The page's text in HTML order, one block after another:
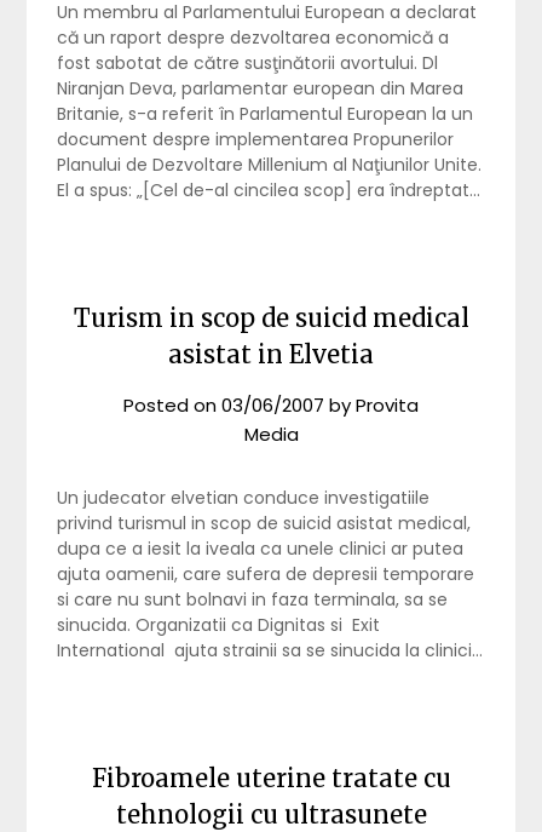
Un membru al Parlamentului European a declarat
că un raport despre dezvoltarea economică a
fost sabotat de către susţinătorii avortului. Dl
Niranjan Deva, parlamentar european din Marea
Britanie, s-a referit în Parlamentul European la un
document despre implementarea Propunerilor
Planului de Dezvoltare Millenium al Naţiunilor Unite.
El a spus: „[Cel de-al cincilea scop] era îndreptat…
Turism in scop de suicid medical
asistat in Elvetia
Posted on03/06/2007 byProvita
Media
Un judecator elvetian conduce investigatiile
privind turismul in scop de suicid asistat medical,
dupa ce a iesit la iveala ca unele clinici ar putea
ajuta oamenii, care sufera de depresii temporare
si care nu sunt bolnavi in faza terminala, sa se
sinucida. Organizatii ca Dignitas si Exit
International ajuta strainii sa se sinucida la clinici…
Fibroamele uterine tratate cu
tehnologii cu ultrasunete